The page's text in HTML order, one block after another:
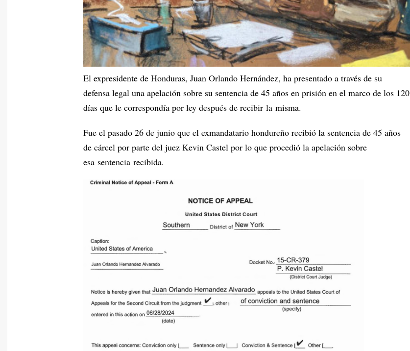
El expresidente de Honduras, Juan Orlando Hernández, ha presentado a través de su
defensa legal una apelación sobre su sentencia de 45 años en prisión en el marco de los 120
días que le correspondía por ley después de recibir la misma.
Fue el pasado 26 de junio que el exmandatario hondureño recibió la sentencia de 45 años
de cárcel por parte del juez Kevin Castel por lo que procedió la apelación sobre
esa sentencia recibida.